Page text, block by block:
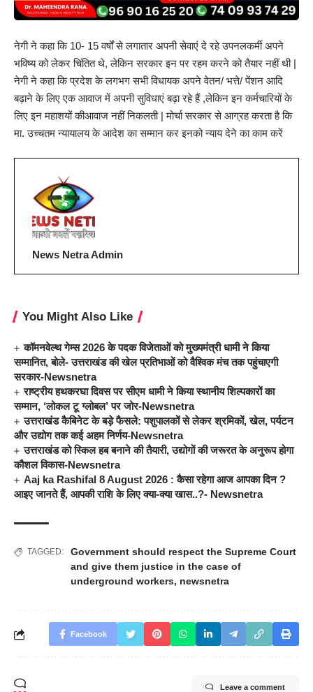
नेगी ने कहा कि 10- 15 वर्षों से लगातार अपनी सेवाएं दे रहे उपनलकर्मी अपने
भविष्य को लेकर चिंतित थे, लेकिन सरकार इन पर रहम करने को तैयार नहीं थी |
नेगी ने कहा कि प्रदेश के लगभग सभी विधायक अपने वेतन/ भत्ते/ पेंशन आदि
बढ़ाने के लिए एक आवाज में अपनी सुविधाएं बढ़ा रहे हैं ,लेकिन इन कर्मचारियों के
लिए इन महाशयों कीआवाज नहीं निकलती | मोर्चा सरकार से आग्रह करता है कि
मा. उच्चतम न्यायालय के आदेश का सम्मान कर इनको न्याय देने का काम करें
News Netra Admin
You Might Also Like
कॉमनवेल्थ गेम्स 2026 के पदक विजेताओं को मुख्यमंत्री धामी ने किया
सम्मानित, बोले- उत्तराखंड की खेल प्रतिभाओं को वैश्विक मंच तक पहुंचाएगी
सरकार-Newsnetra
राष्ट्रीय हथकरघा दिवस पर सीएम धामी ने किया स्थानीय शिल्पकारों का
सम्मान, ‘लोकल टू ग्लोबल’ पर जोर-Newsnetra
उत्तराखंड कैबिनेट के बड़े फैसले: पशुपालकों से लेकर श्रमिकों, खेल, पर्यटन
और उद्योग तक कई अहम निर्णय-Newsnetra
उत्तराखंड को स्किल हब बनाने की तैयारी, उद्योगों की जरूरत के अनुरूप होगा
कौशल विकास-Newsnetra
Aaj ka Rashifal 8 August 2026 : कैसा रहेगा आज आपका दिन ?
आइए जानते हैं, आपकी राशि के लिए क्या-क्या खास..?- Newsnetra
TAGGED:
Government should respect the Supreme Court
and give them justice in the case of
underground workers, newsnetra
Facebook
Leave a comment